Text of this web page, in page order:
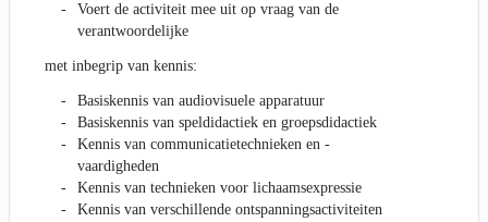
Voert de activiteit mee uit op vraag van de
verantwoordelijke
met inbegrip van kennis:
Basiskennis van audiovisuele apparatuur
Basiskennis van speldidactiek en groepsdidactiek
Kennis van communicatietechnieken en -
vaardigheden
Kennis van technieken voor lichaamsexpressie
Kennis van verschillende ontspanningsactiviteiten